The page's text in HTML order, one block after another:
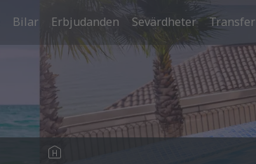
Bilar Erbjudanden Sevärdheter Transfer